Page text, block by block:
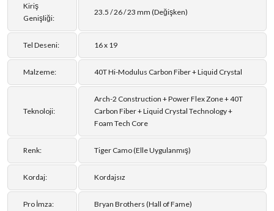
Kiriş
Genişliği:
23.5 / 26 / 23 mm (Değişken)
Tel Deseni: 16 x 19
Malzeme: 40T Hi-Modulus Carbon Fiber + Liquid Crystal
Teknoloji:
Arch-2 Construction + Power Flex Zone + 40T
Carbon Fiber + Liquid Crystal Technology +
Foam Tech Core
Renk: Tiger Camo (Elle Uygulanmış)
Kordaj: Kordajsız
Pro İmza: Bryan Brothers (Hall of Fame)